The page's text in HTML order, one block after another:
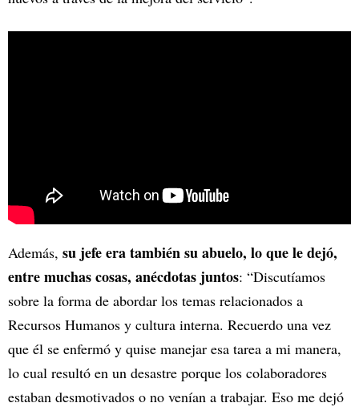
Además, su jefe era también su abuelo, lo que le dejó,
entre muchas cosas, anécdotas juntos: “Discutíamos
sobre la forma de abordar los temas relacionados a
Recursos Humanos y cultura interna. Recuerdo una vez
que él se enfermó y quise manejar esa tarea a mi manera,
lo cual resultó en un desastre porque los colaboradores
estaban desmotivados o no venían a trabajar. Eso me dejó